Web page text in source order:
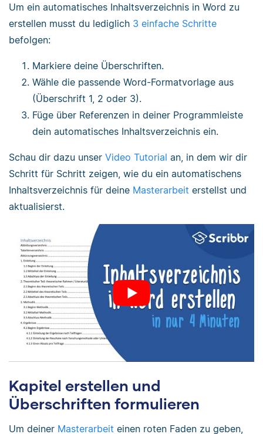
Um ein automatisches Inhaltsverzeichnis in Word zu
erstellen musst du lediglich 3 einfache Schritte
befolgen:
Markiere deine Überschriften.
Wähle die passende Word-Formatvorlage aus
(Überschrift 1, 2 oder 3).
Füge über Referenzen in deiner Programmleiste
dein automatisches Inhaltsverzeichnis ein.
Schau dir dazu unser Video Tutorial an, in dem wir dir
Schritt für Schritt zeigen, wie du ein automatischens
Inhaltsverzeichnis für deine Masterarbeit erstellst und
aktualisierst.
Kapitel erstellen und
Überschriften formulieren
Um deiner Masterarbeit einen roten Faden zu geben,